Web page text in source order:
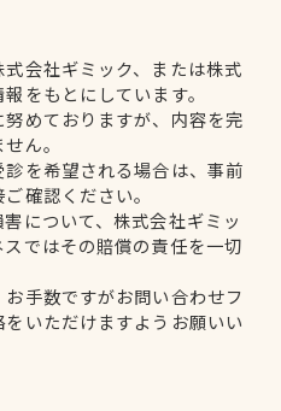
会社ギミック、または株式
をもとにしています。
めておりますが、内容を完
ん。
を希望される場合は、事前
確認ください。
について、株式会社ギミッ
ではその賠償の責任を一切
手数ですがお問い合わせフ
いただけますようお願いい